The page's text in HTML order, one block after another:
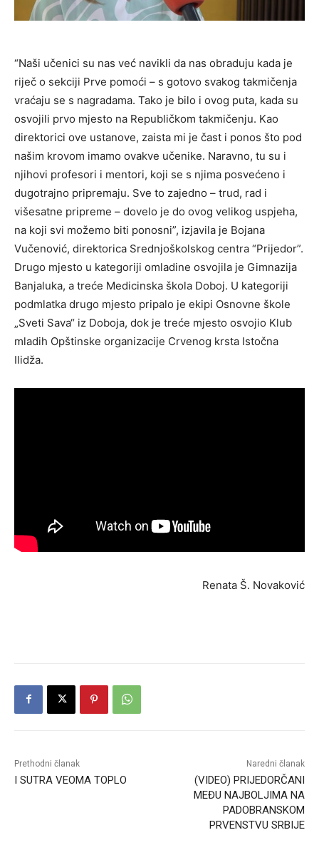
“Naši učenici su nas već navikli da nas obraduju kada je
riječ o sekciji Prve pomoći – s gotovo svakog takmičenja
vraćaju se s nagradama. Tako je bilo i ovog puta, kada su
osvojili prvo mjesto na Republičkom takmičenju. Kao
direktorici ove ustanove, zaista mi je čast i ponos što pod
našim krovom imamo ovakve učenike. Naravno, tu su i
njihovi profesori i mentori, koji se s njima posvećeno i
dugotrajno pripremaju. Sve to zajedno – trud, rad i
višesatne pripreme – dovelo je do ovog velikog uspjeha,
na koji svi možemo biti ponosni”, izjavila je Bojana
Vučenović, direktorica Srednjoškolskog centra “Prijedor”.
Drugo mjesto u kategoriji omladine osvojila je Gimnazija
Banjaluka, a treće Medicinska škola Doboj. U kategoriji
podmlatka drugo mjesto pripalo je ekipi Osnovne škole
„Sveti Sava“ iz Doboja, dok je treće mjesto osvojio Klub
mladih Opštinske organizacije Crvenog krsta Istočna
Ilidža.
Renata Š. Novaković
Prethodni članak
I SUTRA VEOMA TOPLO
Naredni članak
(VIDEO) PRIJEDORČANI
MEĐU NAJBOLJIMA NA
PADOBRANSKOM
PRVENSTVU SRBIJE